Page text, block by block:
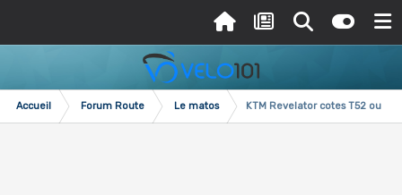
Accueil Forum Route Le matos KTM Revelator cotes T52 ou 49